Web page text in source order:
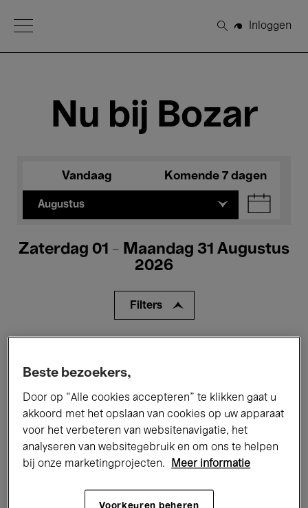
Open Menu
Zoeken
Inloggen
Nu bij Bozar
Vandaag Komende 7 dagen
Augustus
Zaterdag 01 - Maandag 31 Augustus
2026
Filters
Performances Lezingen & Debatten
Jazz Klassieke Muziek Global Music
Beste bezoekers,
Door op “Alle cookies accepteren” te klikken gaat u
akkoord met het opslaan van cookies op uw apparaat
voor het verbeteren van websitenavigatie, het
analyseren van websitegebruik en om ons te helpen
bij onze marketingprojecten.
Meer informatie